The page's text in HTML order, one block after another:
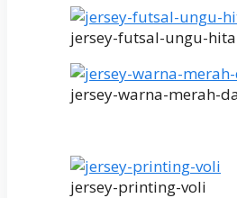
jersey-futsal-ungu-
jersey-warna-merah-
jersey-printing-voli